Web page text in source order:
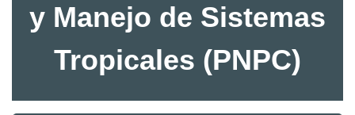
y Manejo de Sistemas
Tropicales (PNPC)